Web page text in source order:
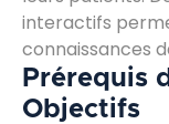
interactifs
connaissances
Prérequis
Objectifs